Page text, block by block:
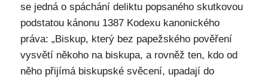
se jedná o spáchání deliktu popsaného skutkovou
podstatou kánonu 1387 Kodexu kanonického
práva: „Biskup, který bez papežského pověření
vysvětí někoho na biskupa, a rovněž ten, kdo od
něho přijímá biskupské svěcení, upadají do